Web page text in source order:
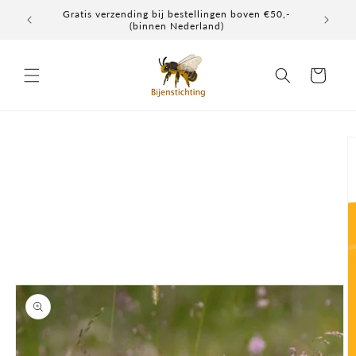
naar deGratis verzending bij bestellingen boven €50,-
(binnen Nederland)
Elke
Winkelwagen